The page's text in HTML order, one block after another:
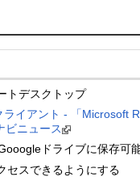
トデスクトップ
イアント - 「Microsoft
ビニュース
ドライブに保存可
セスできるようにする